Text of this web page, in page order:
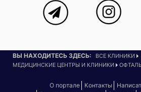
ВЫ НАХОДИТЕСЬ ЗДЕСЬ:
ВСЕ КЛИНИКИ
МЕДИЦИНСКИЕ ЦЕНТРЫ И КЛИНИКИ
О портале Контакты